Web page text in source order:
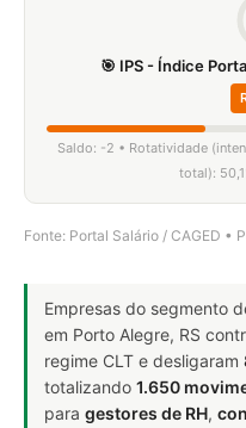
🎯 IPS - Índice
Saldo: -2 • Rotatividade
total):
Fonte: Portal Salário / CAGED •
Empresas do segmento
em Porto Alegre, RS
regime CLT e desligaram
totalizando 1.650
para gestores de RH,